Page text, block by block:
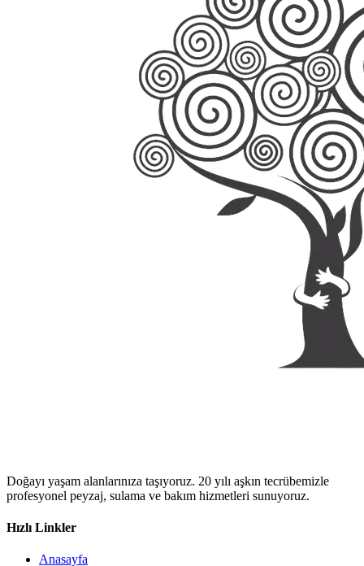
Doğayı yaşam alanlarınıza taşıyoruz. 20 yılı aşkın tecrübemizle
profesyonel peyzaj, sulama ve bakım hizmetleri sunuyoruz.
Hızlı Linkler
Anasayfa